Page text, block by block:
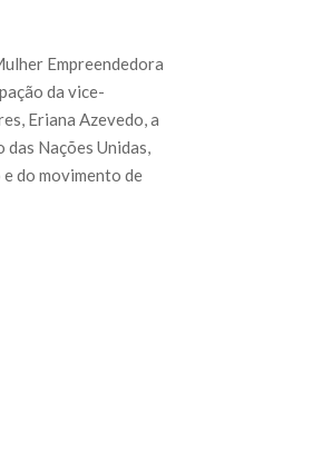
Empreendedora
da vice-
Eriana Azevedo, a
Nações Unidas,
do movimento de